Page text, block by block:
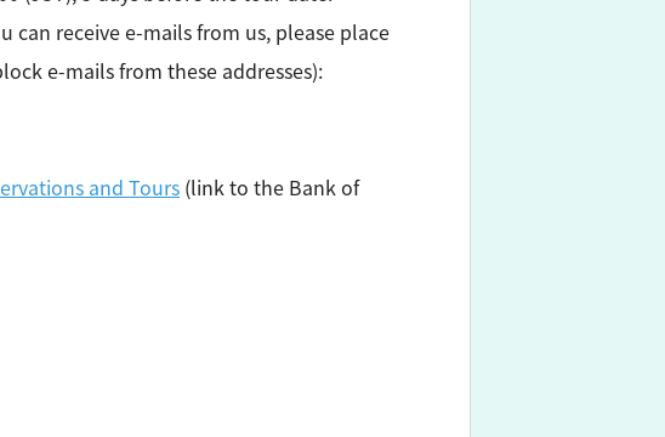
can receive e-mails from us, please place
e-mails from these addresses):
and Tours (link to the Bank of